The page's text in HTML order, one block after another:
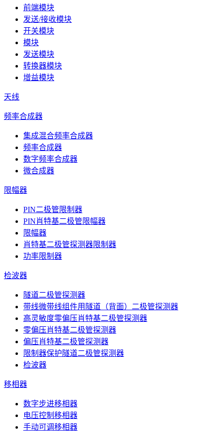
前端模块
发送/接收模块
开关模块
模块
发送模块
转换器模块
增益模块
天线
频率合成器
集成混合频率合成器
频率合成器
数字频率合成器
微合成器
限幅器
PIN二极管限制器
PIN肖特基二极管限幅器
限幅器
肖特基二极管探测器限制器
功率限制器
检波器
隧道二极管探测器
带线微带线组件用隧道（背面）二极管探测器
高灵敏度零偏压肖特基二极管探测器
零偏压肖特基二极管探测器
偏压肖特基二极管探测器
限制器保护隧道二极管探测器
检波器
移相器
数字步进移相器
电压控制移相器
手动可调移相器